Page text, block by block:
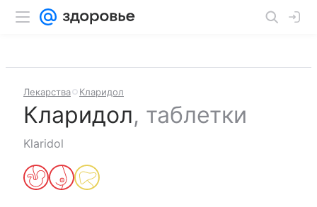
Лекарства Кларидол
Кларидол, таблетки
Klaridol